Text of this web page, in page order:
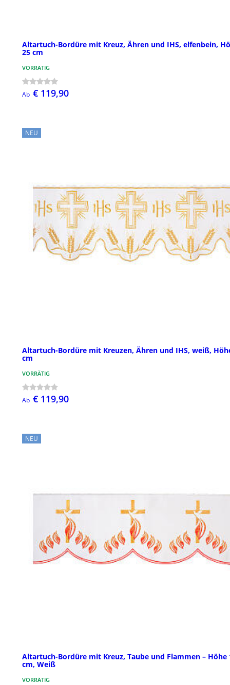
Altartuch-Bordüre mit Kreuz, Ähren und IHS, elfenbein,
25 cm
VORRÄTIG
Ab € 119,90
NEU
Altartuch-Bordüre mit Kreuzen, Ähren und IHS, weiß,
cm
VORRÄTIG
Ab € 119,90
NEU
Altartuch-Bordüre mit Kreuz, Taube und Flammen – Höhe
cm, Weiß
VORRÄTIG